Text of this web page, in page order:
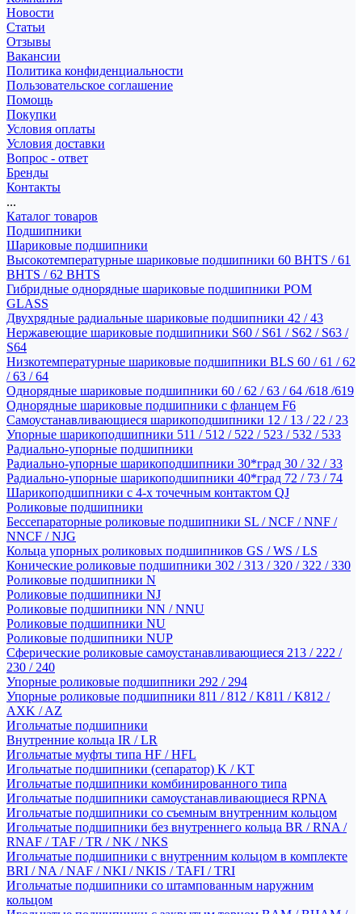
Новости
Статьи
Отзывы
Вакансии
Политика конфиденциальности
Пользовательское соглашение
Помощь
Покупки
Условия оплаты
Условия доставки
Вопрос - ответ
Бренды
Контакты
...
Каталог товаров
Подшипники
Шариковые подшипники
Высокотемпературные шариковые подшипники 60 BHTS / 61
BHTS / 62 BHTS
Гибридные однорядные шариковые подшипники POM
GLASS
Двухрядные радиальные шариковые подшипники 42 / 43
Нержавеющие шариковые подшипники S60 / S61 / S62 / S63 /
S64
Низкотемпературные шариковые подшипники BLS 60 / 61 / 62
/ 63 / 64
Однорядные шариковые подшипники 60 / 62 / 63 / 64 /618 /619
Однорядные шариковые подшипники с фланцем F6
Самоустанавливающиеся шарикоподшипники 12 / 13 / 22 / 23
Упорные шарикоподшипники 511 / 512 / 522 / 523 / 532 / 533
Радиально-упорные подшипники
Радиально-упорные шарикоподшипники 30*град 30 / 32 / 33
Радиально-упорные шарикоподшипники 40*град 72 / 73 / 74
Шарикоподшипники с 4-х точечным контактом QJ
Роликовые подшипники
Бессепараторные роликовые подшипники SL / NCF / NNF /
NNCF / NJG
Кольца упорных роликовых подшипников GS / WS / LS
Конические роликовые подшипники 302 / 313 / 320 / 322 / 330
Роликовые подшипники N
Роликовые подшипники NJ
Роликовые подшипники NN / NNU
Роликовые подшипники NU
Роликовые подшипники NUP
Сферические роликовые самоустанавливающиеся 213 / 222 /
230 / 240
Упорные роликовые подшипники 292 / 294
Упорные роликовые подшипники 811 / 812 / K811 / K812 /
AXK / AZ
Игольчатые подшипники
Внутренние кольца IR / LR
Игольчатые муфты типа HF / HFL
Игольчатые подшипники (сепаратор) K / KT
Игольчатые подшипники комбинированного типа
Игольчатые подшипники самоустанавливающиеся RPNA
Игольчатые подшипники со съемным внутренним кольцом
Игольчатые подшипники без внутреннего кольца BR / RNA /
RNAF / TAF / TR / NK / NKS
Игольчатые подшипники с внутренним кольцом в комплекте
BRI / NA / NAF / NKI / NKIS / TAFI / TRI
Игольчатые подшипники со штампованным наружним
кольцом